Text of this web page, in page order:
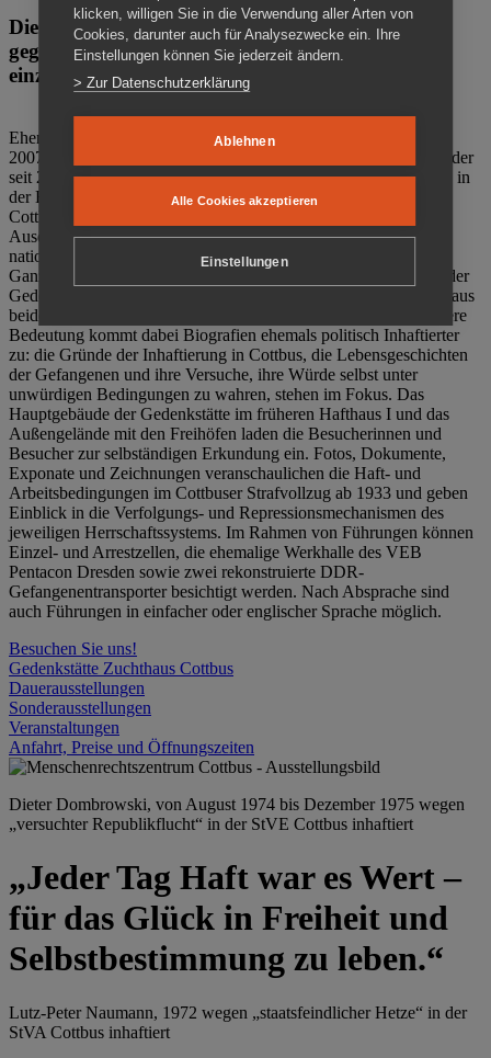
Die Gedenkstätte Zuchthaus Cottbus ist ein Ort
gegen das Vergessen. Anschaulich, nah und
einzigartig.
Ehemalige politische Häftlinge der DDR gründeten im Oktober
2007 den Verein Menschenrechtszentrum Cottbus e. V. (MRZ), der
seit 2011 Eigentümer des ehemaligen Gefängnisses (1860-2002) in
der Bautzener Straße und Träger der Gedenkstätte Zuchthaus
Cottbus ist. Im Zentrum der Arbeit der Gedenkstätte steht die
Auseinandersetzung mit politischem Unrecht während der
nationalsozialistischen Terrorherrschaft und der SED-Diktatur.
Ganzjährig zeigen mehrere Dauer- und Sonderausstellungen in der
Gedenkstätte Zuchthaus Cottbus Beispiele politischen Unrechts aus
beiden deutschen Diktaturen des 20. Jahrhunderts. Eine besondere
Bedeutung kommt dabei Biografien ehemals politisch Inhaftierter
zu: die Gründe der Inhaftierung in Cottbus, die Lebensgeschichten
der Gefangenen und ihre Versuche, ihre Würde selbst unter
unwürdigen Bedingungen zu wahren, stehen im Fokus. Das
Hauptgebäude der Gedenkstätte im früheren Hafthaus I und das
Außengelände mit den Freihöfen laden die Besucherinnen und
Besucher zur selbständigen Erkundung ein. Fotos, Dokumente,
Exponate und Zeichnungen veranschaulichen die Haft- und
Arbeitsbedingungen im Cottbuser Strafvollzug ab 1933 und geben
Einblick in die Verfolgungs- und Repressionsmechanismen des
jeweiligen Herrschaftssystems. Im Rahmen von Führungen können
Einzel- und Arrestzellen, die ehemalige Werkhalle des VEB
Pentacon Dresden sowie zwei rekonstruierte DDR-
Gefangenentransporter besichtigt werden. Nach Absprache sind
auch Führungen in einfacher oder englischer Sprache möglich.
Besuchen Sie uns!
Gedenkstätte Zuchthaus Cottbus
Dauerausstellungen
Sonderausstellungen
Veranstaltungen
Anfahrt, Preise und Öffnungszeiten
Dieter Dombrowski, von August 1974 bis Dezember 1975 wegen
„versuchter Republikflucht“ in der StVE Cottbus inhaftiert
„Jeder Tag Haft war es Wert –
für das Glück in Freiheit und
Selbstbestimmung zu leben.“
Lutz-Peter Naumann, 1972 wegen „staatsfeindlicher Hetze“ in der
StVA Cottbus inhaftiert
klicken, willigen Sie in die Verwendung aller Arten von
Cookies, darunter auch für Analysezwecke ein. Ihre
Einstellungen können Sie jederzeit ändern.
> Zur Datenschutzerklärung
Ablehnen
Alle Cookies akzeptieren
Einstellungen